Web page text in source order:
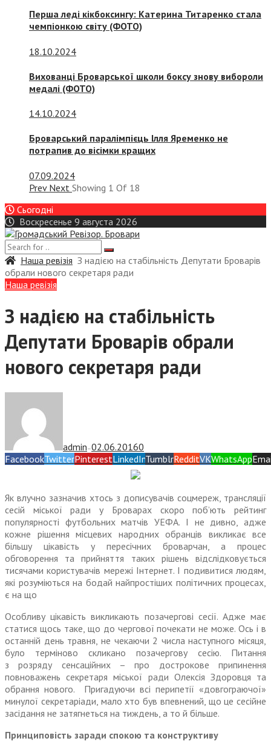
Перша леді кікбоксингу: Катерина Титаренко стала
чемпіонкою світу (ФОТО)
18.10.2024
Вихованці Броварської школи боксу знову вибороли
медалі (ФОТО)
14.10.2024
Броварський паралімпієць Ілля Яременко не
потрапив до вісімки кращих
07.09.2024
Prev Next Showing 1 Of 18
Сьогодні
Воскресенье 9 августа 2026
Наша ревізія З надією на стабільність Депутати Броварів
обрали нового секретаря ради
Наша ревізія
З надією на стабільність
Депутати Броварів обрали
нового секретаря ради
admin —02.06.20160
FacebookTwitterPinterestLinkedInTumblrRedditVKWhatsApp
Як влучно зазначив хтось з дописувачів соцмереж, трансляції
сесій міської ради у Броварах скоро поб’ють рейтинг
популярності футбольних матчів УЕФА. І не дивно, адже
кожне рішення місцевих народних обранців викликає все
більшу цікавість у пересічних броварчан, а процес
обговорення та прийняття таких рішень відслідковується
тисячами користувачів мережі Інтернет. І подивитися людям,
які розуміються на бодай найпростіших політичних процесах,
є на що
Особливу цікавість викликають позачергові сесії. Адже має
статися щось таке, що до чергової почекати не може. Ось і в
останній день травня, не чекаючи 2 числа наступного місяця,
було терміново скликано позачергову сесію. Питання
з розряду сенсаційних – про дострокове припинення
повноважень секретаря міської ради Олексія Здоровця та
обрання нового. Пригадуючи всі перипетії «довгограючої»
минулої секретаріади, мало хто був впевнений, що це сесійне
засідання не затягнеться на тиждень, а то й більше.
Принциповість заради спокою та конструктиву